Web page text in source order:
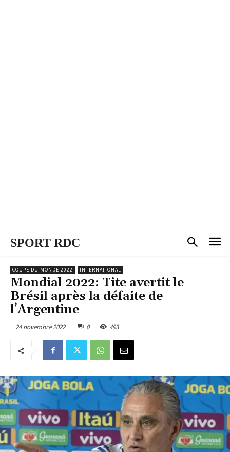
SPORT RDC
COUPE DU MONDE 2022 INTERNATIONAL
Mondial 2022: Tite avertit le
Brésil après la défaite de
l’Argentine
24 novembre 2022 0 493